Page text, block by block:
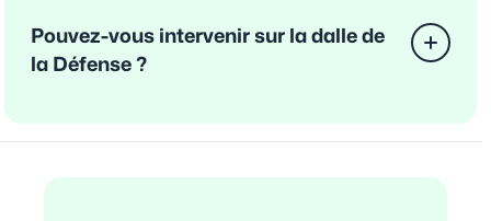
Pouvez-vous intervenir sur la dalle de
la Défense ?